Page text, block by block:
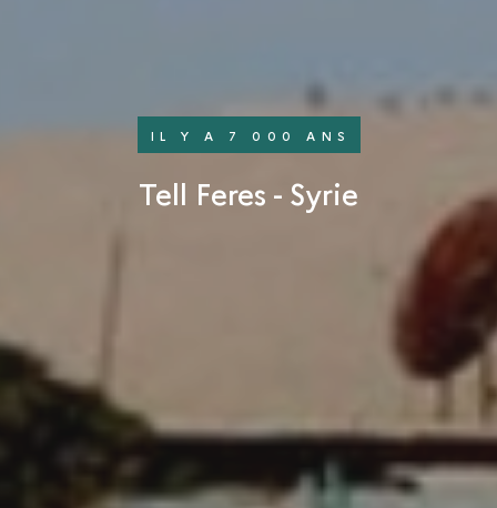
IL Y A 7 000 ANS
Tell Feres - Syrie